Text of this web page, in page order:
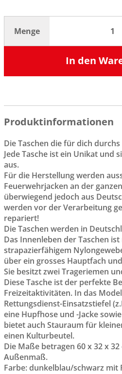
Menge
In den
Produktinformationen
Die Taschen die für dich
Jede Tasche ist ein Unikat und
aus.
Für die Herstellung werden
Feuerwehrjacken an der
überwiegend jedoch aus
werden vor der Verarbeitung
repariert!
Die Taschen werden in
Das Innenleben der Taschen
strapazierfähigem
über ein grosses Hauptfach
Sie besitzt zwei Trageriemen
Diese Tasche ist der perfekte
Freizeitaktivitäten. In das
Rettungsdienst-Einsatzstiefel
eine Hupfhose und -Jacke
bietet auch Stauraum für
einen Kulturbeutel.
Die Maße betragen 60 x 32 x
Außenmaß.
Farbe: dunkelblau/schwarz mit